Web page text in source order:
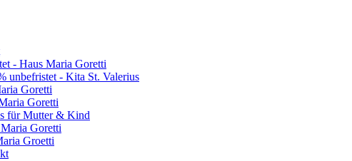
- Haus Maria Goretti
unbefristet - Kita St. Valerius
Goretti
Goretti
für Mutter & Kind
Goretti
Groetti